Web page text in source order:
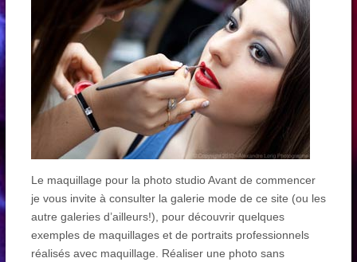
Le maquillage pour la photo studio Avant de commencer
je vous invite à consulter la galerie mode de ce site (ou les
autre galeries d’ailleurs!), pour découvrir quelques
exemples de maquillages et de portraits professionnels
réalisés avec maquillage. Réaliser une photo sans